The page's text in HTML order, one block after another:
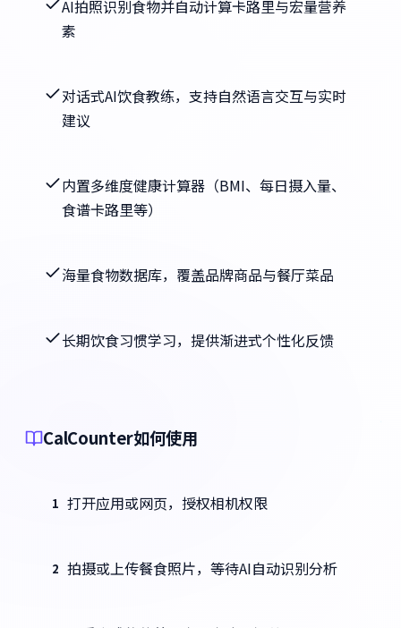
AI拍照识别食物并自动计算卡路里与宏量营养
素
对话式AI饮食教练，支持自然语言交互与实时
建议
内置多维度健康计算器（BMI、每日摄入量、
食谱卡路里等）
海量食物数据库，覆盖品牌商品与餐厅菜品
长期饮食习惯学习，提供渐进式个性化反馈
CalCounter如何使用
1 打开应用或网页，授权相机权限
2 拍摄或上传餐食照片，等待AI自动识别分析